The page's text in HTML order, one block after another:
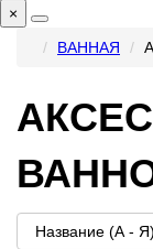
×
ВАННАЯ